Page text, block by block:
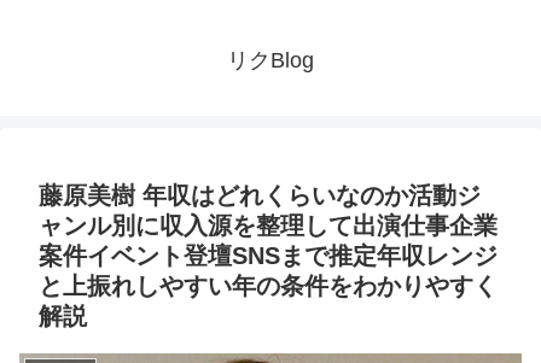
リクBlog
藤原美樹 年収はどれくらいなのか活動ジ
ャンル別に収入源を整理して出演仕事企業
案件イベント登壇SNSまで推定年収レンジ
と上振れしやすい年の条件をわかりやすく
解説